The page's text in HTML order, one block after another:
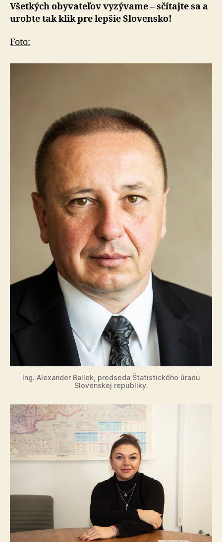
Všetkých obyvateľov vyzývame – sčítajte sa a
urobte tak klik pre lepšie Slovensko!
Foto:
Ing. Alexander Ballek, predseda Štatistického úradu
Slovenskej republiky.